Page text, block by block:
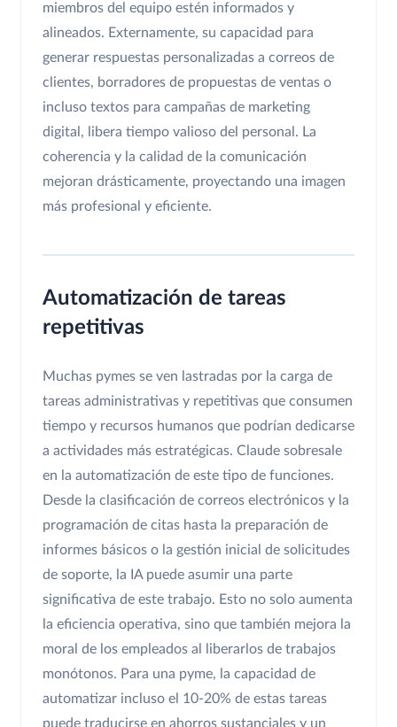
miembros del equipo estén informados y
alineados. Externamente, su capacidad para
generar respuestas personalizadas a correos de
clientes, borradores de propuestas de ventas o
incluso textos para campañas de marketing
digital, libera tiempo valioso del personal. La
coherencia y la calidad de la comunicación
mejoran drásticamente, proyectando una imagen
más profesional y eficiente.
Automatización de tareas
repetitivas
Muchas pymes se ven lastradas por la carga de
tareas administrativas y repetitivas que consumen
tiempo y recursos humanos que podrían dedicarse
a actividades más estratégicas. Claude sobresale
en la automatización de este tipo de funciones.
Desde la clasificación de correos electrónicos y la
programación de citas hasta la preparación de
informes básicos o la gestión inicial de solicitudes
de soporte, la IA puede asumir una parte
significativa de este trabajo. Esto no solo aumenta
la eficiencia operativa, sino que también mejora la
moral de los empleados al liberarlos de trabajos
monótonos. Para una pyme, la capacidad de
automatizar incluso el 10-20% de estas tareas
puede traducirse en ahorros sustanciales y un